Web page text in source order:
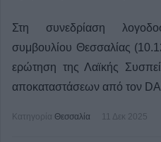
Στη συνεδρίαση
συμβουλίου Θεσσαλίας
ερώτηση της Λαϊκής
αποκαταστάσεων από τον
Κατηγορία Θεσσαλία 11 Δεκ 2025